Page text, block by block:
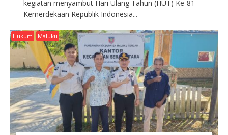
kegiatan menyambut Hari Ulang Tahun (HUT) Ke-81
Kemerdekaan Republik Indonesia...
Hukum Maluku